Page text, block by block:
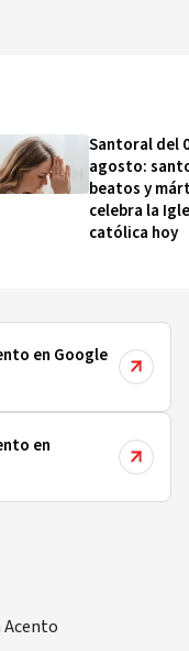
Santoral del
agosto:
beatos y
celebra la
católica hoy
en Google
en